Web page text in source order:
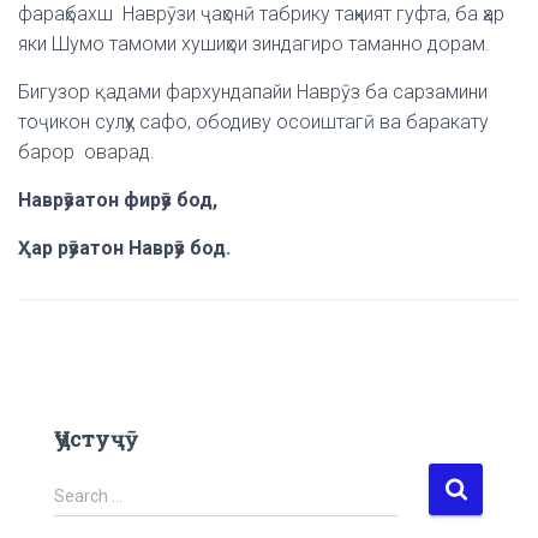
фараҳбахш Наврӯзи ҷаҳонӣ табрику таҳният гуфта, ба ҳар
яки Шумо тамоми хушиҳои зиндагиро таманно дорам.
Бигузор қадами фархундапайи Наврӯз ба сарзамини
тоҷикон сулҳу сафо, ободиву осоиштагӣ ва баракату
барор оварад.
Наврӯзатон фирӯз бод,
Ҳар рӯзатон Наврӯз бод.
Ҷустуҷӯ
S
e
Search …